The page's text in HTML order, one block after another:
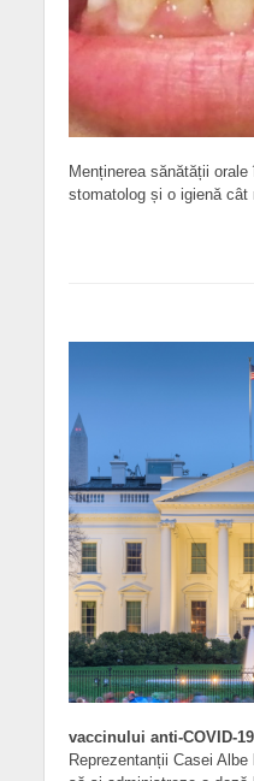
Menținerea sănătății
stomatolog și o igienă
vaccinului anti-COVID-19
Reprezentanții Casei